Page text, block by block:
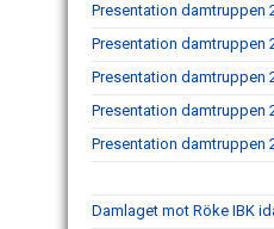
Presentation damtruppen
Presentation damtruppen
Presentation damtruppen
Presentation damtruppen
Presentation damtruppen
Damlaget mot Röke IBK